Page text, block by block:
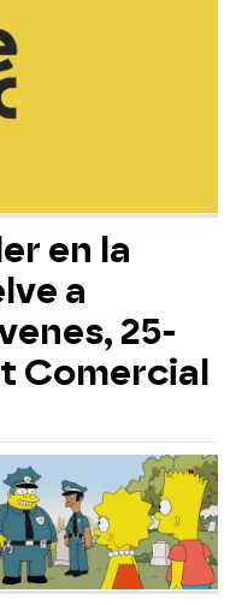
en la
a
25-
Comercial